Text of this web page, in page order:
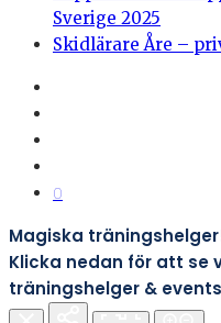
Sverige 2025
Skidlärare Åre –
0
Magiska
Klicka nedan för att se
träningshelger &